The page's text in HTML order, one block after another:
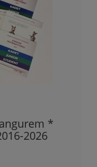
*
2026